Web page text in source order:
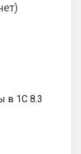
в 1С 8.3